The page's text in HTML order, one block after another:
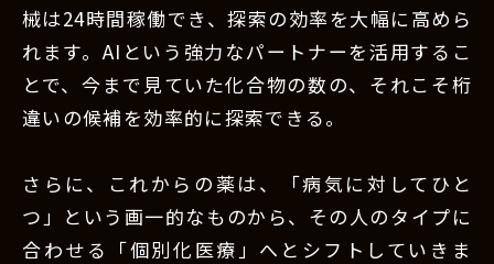
械は24時間稼働でき、探索の効率を大幅に高めら
れます。AIという強力なパートナーを活用するこ
とで、今まで見ていた化合物の数の、それこそ桁
違いの候補を効率的に探索できる。
さらに、これからの薬は、「病気に対してひと
つ」という画一的なものから、その人のタイプに
合わせる「個別化医療」へとシフトしていきま